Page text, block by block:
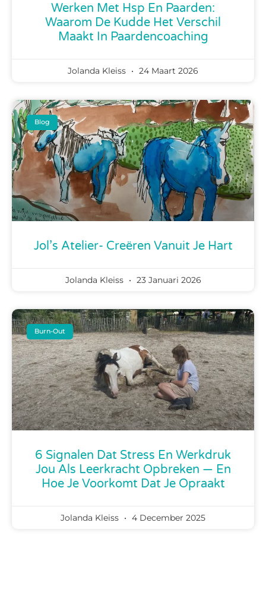
Werken Met Hsp En Paarden:
Waarom De Kudde Het Verschil
Maakt In Paardencoaching
Jolanda Kleiss 24 Maart 2026
Blog
Jol’s Atelier- Creëren Vanuit Je Hart
Jolanda Kleiss 23 Januari 2026
Burn-Out
6 Signalen Dat Stress En Werkdruk
Jou Als Leerkracht Opbreken — En
Hoe Je Voorkomt Dat Je Opraakt
Jolanda Kleiss 4 December 2025